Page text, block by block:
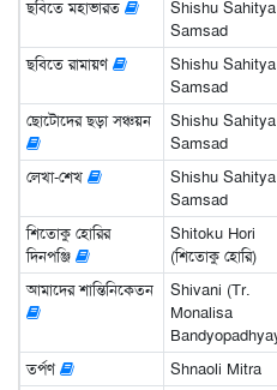
ছবিতে মহাভারত
Shishu Sahitya
Samsad
ছবিতে রামায়ণ
Shishu Sahitya
Samsad
ছোটোদের ছড়া সঞ্চয়ন
Shishu Sahitya
Samsad
লেখা-শেখ
Shishu Sahitya
Samsad
শিতোকু হোরির
দিনপঞ্জি
Shitoku Hori
(শিতোকু হোরি)
আমাদের শান্তিনিকেতন
Shivani (Tr.
Monalisa
তর্পণ Shnaoli Mitra